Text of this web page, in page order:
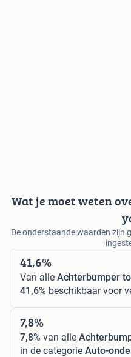
Wat je moet weten
De onderstaande waarden zijn
41,6%
Van alle Achterbumper
41,6% beschikbaar voor
7,8%
7,8% van alle
in de categorie Auto-